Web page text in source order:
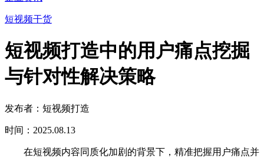
短视频干货
短视频打造中的用户痛点挖掘
与针对性解决策略
发布者：短视频打造
时间：2025.08.13
在短视频内容同质化加剧的背景下，精准把握用户痛点并